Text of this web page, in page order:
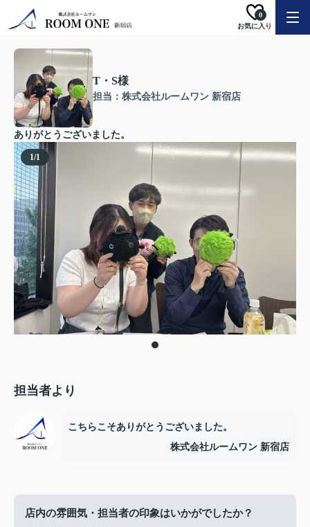
お気に入り
0
T・S様
担当：株式会社ルームワン 新宿店
ありがとうございました。
1/1
担当者より
こちらこそありがとうございました。
株式会社ルームワン 新宿店
店内の雰囲気・担当者の印象はいかがでしたか？